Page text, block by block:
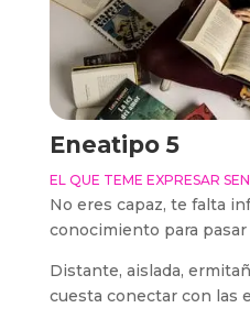
Eneatipo 5
EL QUE TEME EXPRESAR
No eres capaz, te falta
conocimiento para pasar
Distante, aislada,
cuesta conectar con las